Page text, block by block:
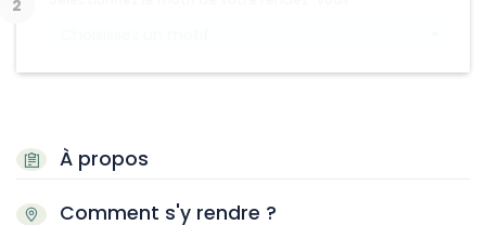
À propos
Comment s'y rendre ?